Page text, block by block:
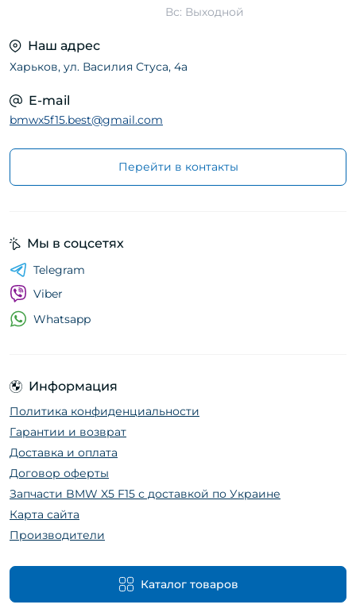
Вс: Выходной
Наш адрес
Харьков, ул. Василия Стуса, 4а
E-mail
bmwx5f15.best@gmail.com
Перейти в контакты
Информация
Политика конфиденциальности
Гарантии и возврат
Доставка и оплата
Договор оферты
Запчасти BMW X5 F15 с доставкой по Украине
Карта сайта
Производители
Каталог товаров
Мы в соцсетях
Telegram
Viber
Whatsapp